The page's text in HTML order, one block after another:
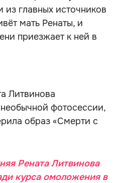
из главных источников
мать Ренаты, и
приезжает к ней в
Литвинова
фотосессии,
образ «Смерти с
Рената Литвинова
курса омоложения в